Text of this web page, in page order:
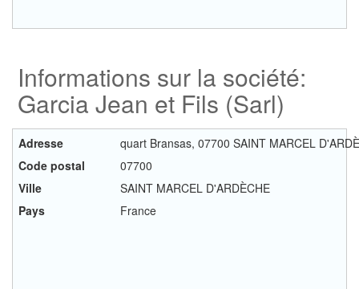
Informations sur la société:
Garcia Jean et Fils (Sarl)
Adresse
quart Bransas, 07700 SAINT MARCEL
Code postal
07700
Ville
SAINT MARCEL D'ARDÈCHE
Pays
France